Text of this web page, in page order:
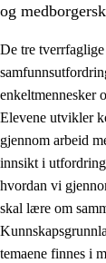
2.
2.2
2.4 Å
og
De tre
enkeltmennesker
Elevene utvikler
gjennom arbeid
innsikt i
hvordan vi
skal lære om
temaene finnes i